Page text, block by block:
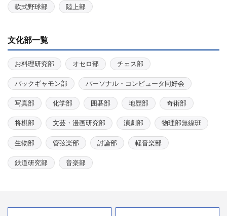
軟式野球部 陸上部
文化部一覧
お料理研究部 オセロ部 チェス部
バックギャモン部 パーソナル・コンピュータ同好会
写真部 化学部 囲碁部 地歴部 奇術部
将棋部 文芸・漫画研究部 演劇部 物理部無線班
生物部 管弦楽部 討論部 軽音楽部
鉄道研究部 音楽部